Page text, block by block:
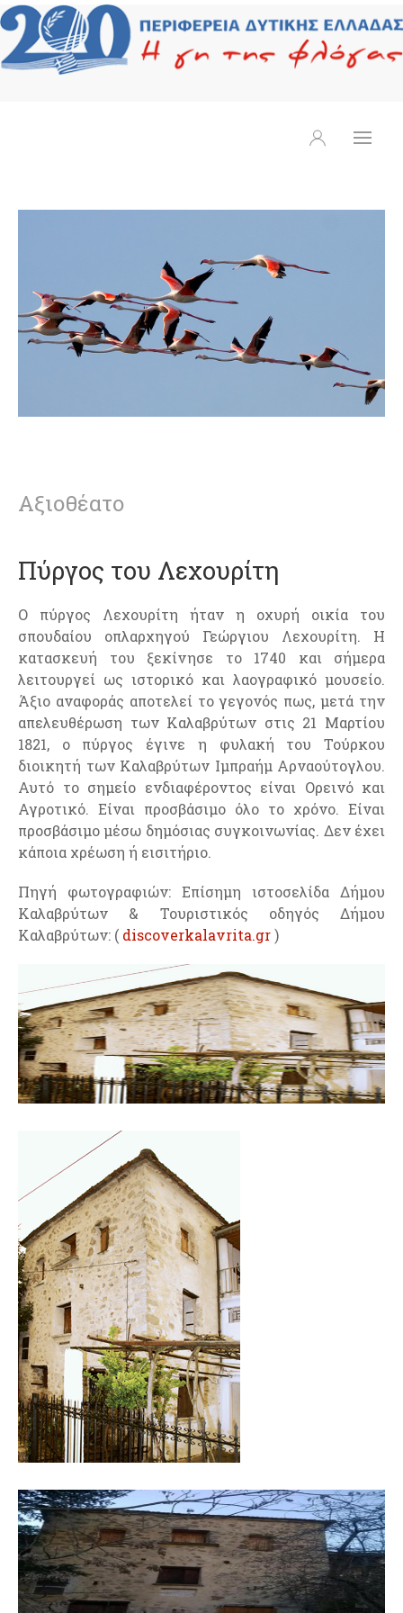
Αξιοθέατο
Πύργος του Λεχουρίτη
Ο πύργος Λεχουρίτη ήταν η οχυρή οικία του
σπουδαίου οπλαρχηγού Γεώργιου Λεχουρίτη. Η
κατασκευή του ξεκίνησε το 1740 και σήμερα
λειτουργεί ως ιστορικό και λαογραφικό μουσείο.
Άξιο αναφοράς αποτελεί το γεγονός πως, μετά την
απελευθέρωση των Καλαβρύτων στις 21 Μαρτίου
1821, ο πύργος έγινε η φυλακή του Τούρκου
διοικητή των Καλαβρύτων Ιμπραήμ Αρναούτογλου.
Αυτό το σημείο ενδιαφέροντος είναι Ορεινό και
Αγροτικό. Είναι προσβάσιμο όλο το χρόνο. Είναι
προσβάσιμο μέσω δημόσιας συγκοινωνίας. Δεν έχει
κάποια χρέωση ή εισιτήριο.
Πηγή φωτογραφιών: Επίσημη ιστοσελίδα Δήμου
Καλαβρύτων & Τουριστικός οδηγός Δήμου
Καλαβρύτων: ( discoverkalavrita.gr)